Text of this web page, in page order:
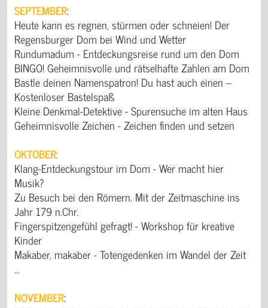
SEPTEMBER:
Heute kann es regnen, stürmen oder schneien! Der
Regensburger Dom bei Wind und Wetter
Rundumadum - Entdeckungsreise rund um den Dom
BINGO! Geheimnisvolle und rätselhafte Zahlen am Dom
Bastle deinen Namenspatron! Du hast auch einen –
Kostenloser Bastelspaß
Kleine Denkmal-Detektive - Spurensuche im alten Haus
Geheimnisvolle Zeichen - Zeichen finden und setzen
OKTOBER:
Klang-Entdeckungstour im Dom - Wer macht hier
Musik?
Zu Besuch bei den Römern. Mit der Zeitmaschine ins
Jahr 179 n.Chr.
Fingerspitzengefühl gefragt! - Workshop für kreative
Kinder
Makaber, makaber - Totengedenken im Wandel der Zeit
…
NOVEMBER: